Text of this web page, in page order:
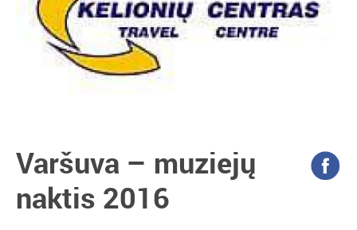
Varšuva – muziejų
naktis 2016